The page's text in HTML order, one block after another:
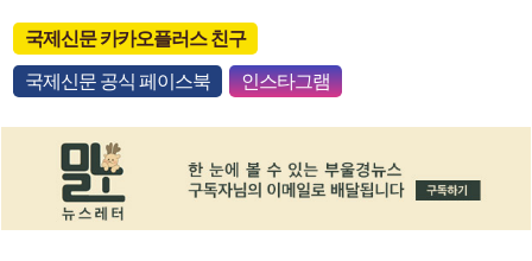
국제신문 카카오플러스 친구
국제신문 공식 페이스북 인스타그램